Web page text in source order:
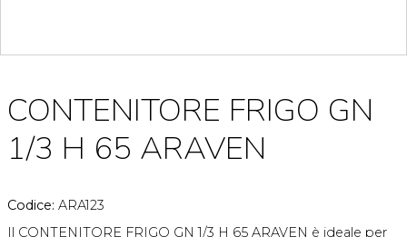
CONTENITORE FRIGO GN
1/3 H 65 ARAVEN
Codice: ARA123
Il CONTENITORE FRIGO GN 1/3 H 65 ARAVEN è ideale per